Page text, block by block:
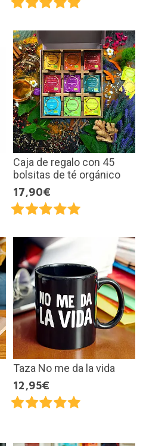
Caja de regalo con 45
bolsitas de té orgánico
17,90€
Taza No me da la vida
12,95€